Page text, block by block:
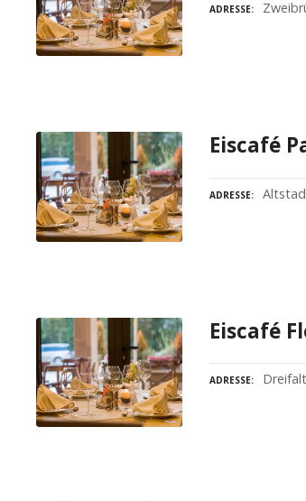
ADRESSE
Eiscafé
ADRESSE
Eiscafé
ADRESSE